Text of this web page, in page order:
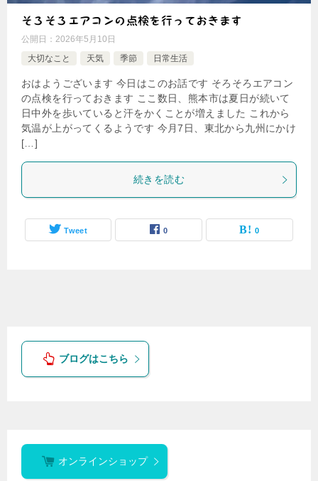
そろそろエアコンの点検を行っておきます
公開日： 2026年5月10日
大切なこと
天気 季節 日常生活
おはようございます 今日はこのお話です そろそろエアコン
の点検を行っておきます ここ数日、熊本市は夏日が続いて
日中外を歩いていると汗をかくことが増えました これから
気温が上がってくるようです 今月7日、東北から九州にかけ
[…]
続きを読む
Tweet 0 0
ブログはこちら
オンラインショップ